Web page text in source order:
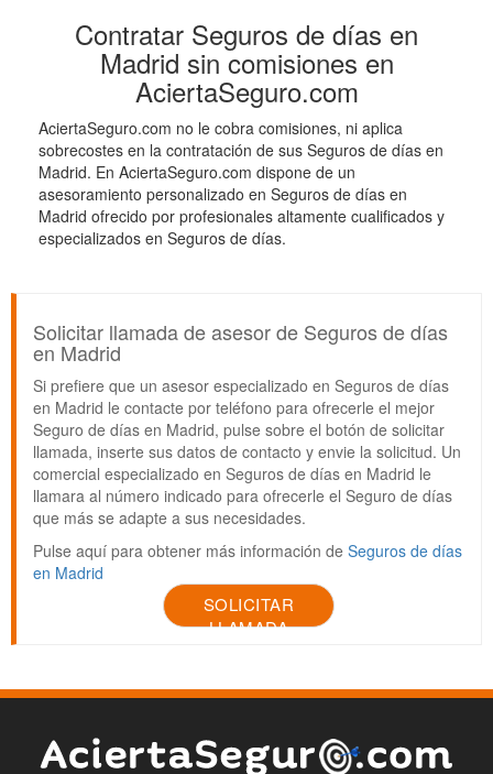
Contratar Seguros de días en
Madrid sin comisiones en
AciertaSeguro.com
AciertaSeguro.com no le cobra comisiones, ni aplica
sobrecostes en la contratación de sus Seguros de días en
Madrid. En AciertaSeguro.com dispone de un
asesoramiento personalizado en Seguros de días en
Madrid ofrecido por profesionales altamente cualificados y
especializados en Seguros de días.
Solicitar llamada de asesor de Seguros de días
en Madrid
Si prefiere que un asesor especializado en Seguros de días
en Madrid le contacte por teléfono para ofrecerle el mejor
Seguro de días en Madrid, pulse sobre el botón de solicitar
llamada, inserte sus datos de contacto y envie la solicitud. Un
comercial especializado en Seguros de días en Madrid le
llamara al número indicado para ofrecerle el Seguro de días
que más se adapte a sus necesidades.
Pulse aquí para obtener más información de Seguros de días
en Madrid
SOLICITAR
LLAMADA